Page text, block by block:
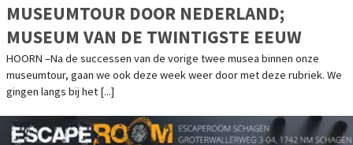
MUSEUMTOUR DOOR NEDERLAND;
MUSEUM VAN DE TWINTIGSTE EEUW
HOORN –Na de successen van de vorige twee musea binnen onze
museumtour, gaan we ook deze week weer door met deze rubriek. We
gingen langs bij het [...]